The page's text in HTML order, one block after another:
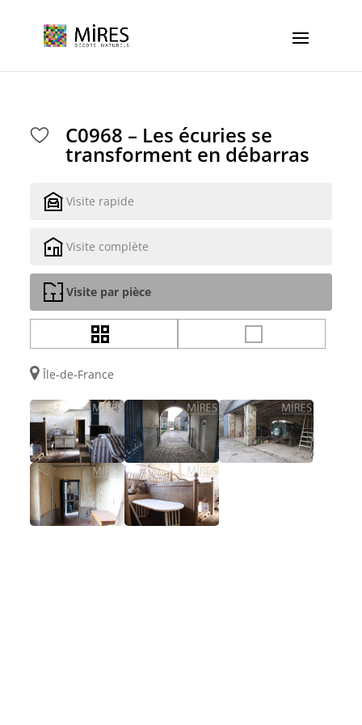
C0968 – Les écuries se
transforment en débarras
Visite rapide
Visite complète
Visite par pièce
Île-de-France